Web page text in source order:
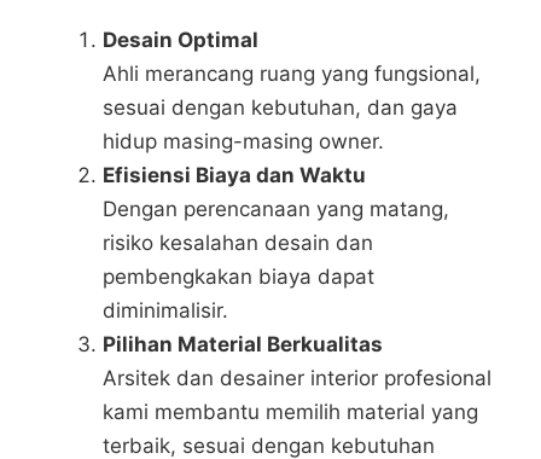
Desain Optimal
Ahli merancang ruang yang fungsional,
sesuai dengan kebutuhan, dan gaya
hidup masing-masing owner.
Efisiensi Biaya dan Waktu
Dengan perencanaan yang matang,
risiko kesalahan desain dan
pembengkakan biaya dapat
diminimalisir.
Pilihan Material Berkualitas
Arsitek dan desainer interior profesional
kami membantu memilih material yang
terbaik, sesuai dengan kebutuhan